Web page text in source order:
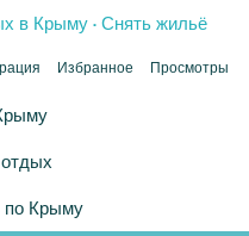
в Крыму .Снять жильё
Избранное Просмотры
по Крыму